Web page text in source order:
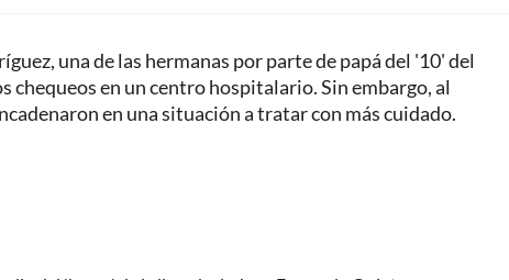
una de las hermanas por parte de papá del '10' del
chequeos en un centro hospitalario. Sin embargo, al
en una situación a tratar con más cuidado.